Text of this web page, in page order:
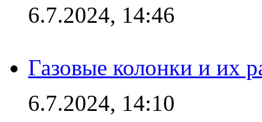
6.7.2024, 14:46
Газовые колонки и их
6.7.2024, 14:10